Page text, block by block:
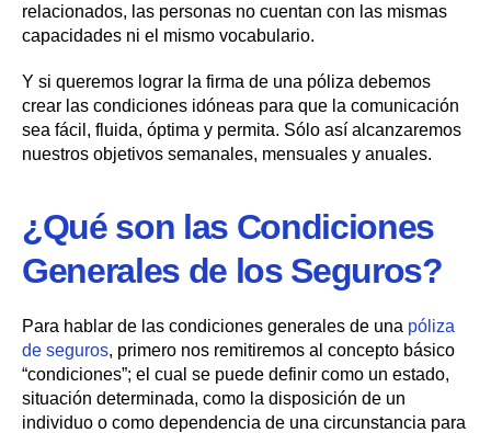
relacionados, las personas no cuentan con las mismas
capacidades ni el mismo vocabulario.
Y si queremos lograr la firma de una póliza debemos
crear las condiciones idóneas para que la comunicación
sea fácil, fluida, óptima y permita. Sólo así alcanzaremos
nuestros objetivos semanales, mensuales y anuales.
¿Qué son las Condiciones
Generales de los Seguros?
Para hablar de las condiciones generales de una póliza
de seguros, primero nos remitiremos al concepto básico
“condiciones”; el cual se puede definir como un estado,
situación determinada, como la disposición de un
individuo o como dependencia de una circunstancia para